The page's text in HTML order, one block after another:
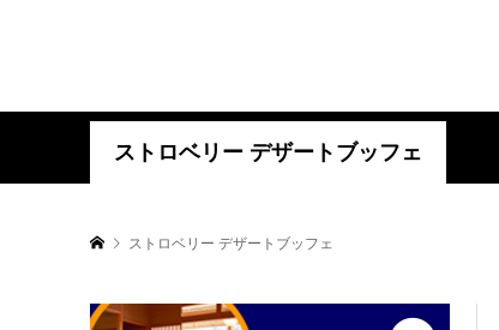
ストロベリー デザートブッフェ
ストロベリー デザートブッフェ